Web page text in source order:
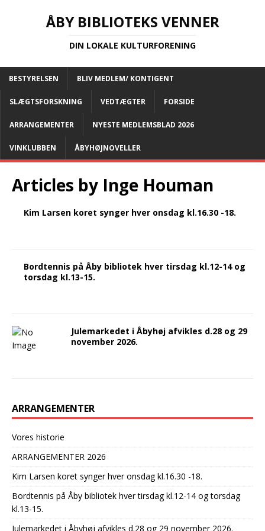
ÅBY BIBLIOTEKS VENNER
DIN LOKALE KULTURFORENING
BESTYRELSEN BLIV MEDLEM/ KONTIGENT
SLÆGTSFORSKNING VEDTÆGTER FORSIDE
ARRANGEMENTER NYESTE MEDLEMSBLAD 2026
VINKLUBBEN ÅBYHØJNOVELLER
Articles by Inge Houman
Kim Larsen koret synger hver onsdag kl.16.30 -18.
Bordtennis på Åby bibliotek hver tirsdag kl.12-14 og
torsdag kl.13-15.
Julemarkedet i Åbyhøj afvikles d.28 og 29
november 2026.
ARRANGEMENTER
Vores historie
ARRANGEMENTER 2026
Kim Larsen koret synger hver onsdag kl.16.30 -18.
Bordtennis på Åby bibliotek hver tirsdag kl.12-14 og torsdag
kl.13-15.
Julemarkedet i Åbyhøj afvikles d.28 og 29 november 2026.